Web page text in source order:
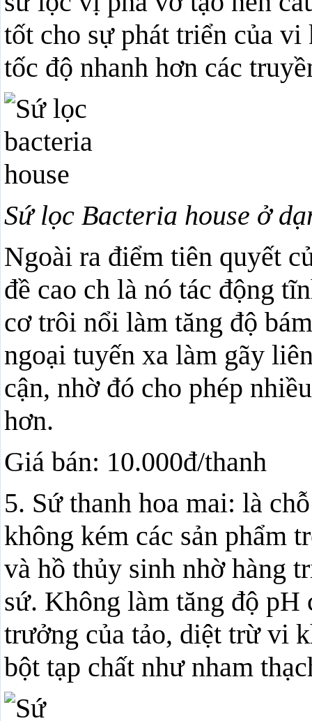
tốt cho sự phát triển của
tốc độ nhanh hơn các
Sứ lọc Bacteria house ở
Ngoài ra điểm tiên quyết
đề cao ch là nó tác động
cơ trôi nổi làm tăng độ
ngoại tuyến xa làm gãy
cận, nhờ đó cho phép
hơn.
Giá bán: 10.000đ/thanh
5. Sứ thanh hoa mai: là
không kém các sản phẩm
và hồ thủy sinh nhờ hàng
sứ. Không làm tăng độ pH
trưởng của tảo, diệt trừ vi
bột tạp chất như nham